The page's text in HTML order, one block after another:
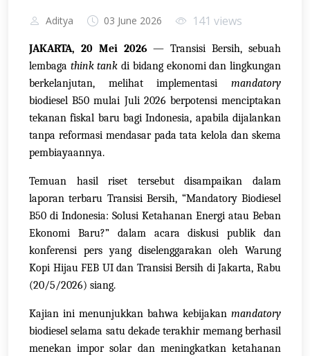
Aditya 03 June 2026 141 views
JAKARTA, 20 Mei 2026— Transisi Bersih, sebuah
lembaga think tank di bidang ekonomi dan lingkungan
berkelanjutan, melihat implementasi mandatory
biodiesel B50 mulai Juli 2026 berpotensi menciptakan
tekanan fiskal baru bagi Indonesia, apabila dijalankan
tanpa reformasi mendasar pada tata kelola dan skema
pembiayaannya.
Temuan hasil riset tersebut disampaikan dalam
laporan terbaru Transisi Bersih, “Mandatory Biodiesel
B50 di Indonesia: Solusi Ketahanan Energi atau Beban
Ekonomi Baru?” dalam acara diskusi publik dan
konferensi pers yang diselenggarakan oleh Warung
Kopi Hijau FEB UI dan Transisi Bersih di Jakarta, Rabu
(20/5/2026) siang.
Kajian ini menunjukkan bahwa kebijakan mandatory
biodiesel selama satu dekade terakhir memang berhasil
menekan impor solar dan meningkatkan ketahanan